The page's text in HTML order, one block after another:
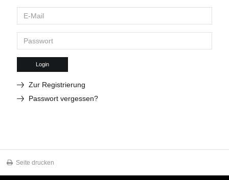
Login
Zur Registrierung
Passwort vergessen?
Seite drucken